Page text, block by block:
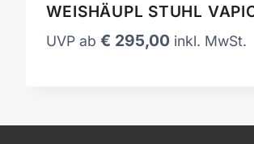
WEISHÄUPL STUHL
UVP ab € 295,00 inkl. MwSt.